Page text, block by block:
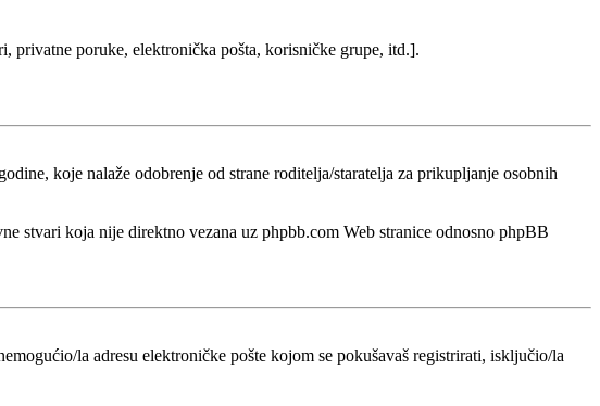
privatne poruke, elektronička pošta, korisničke grupe, itd.].
koje nalaže odobrenje od strane roditelja/staratelja za prikupljanje osobnih
stvari koja nije direktno vezana uz phpbb.com Web stranice odnosno phpBB
la adresu elektroničke pošte kojom se pokušavaš registrirati, isključio/la